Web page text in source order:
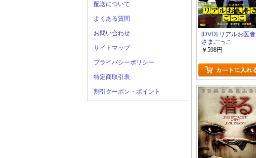
配送について
よくある質問
お問い合わせ
サイトマップ
プライバシーポリシー
特定商取引表
割引クーポン・ポイント
[DVD] リアルお医者
さまごっこ
￥598円